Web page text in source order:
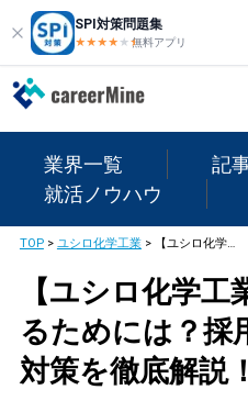
SPI対策問題集
★★★★ ★★
無料アプリ
業界一覧
記
就活ノウハウ
TOP> ユシロ化学工業> 【ユシロ化学工業】新卒で就職するためには？採用フローや選考対策を徹底解説！
【ユシロ化学
るためには？採
対策を徹底解説！